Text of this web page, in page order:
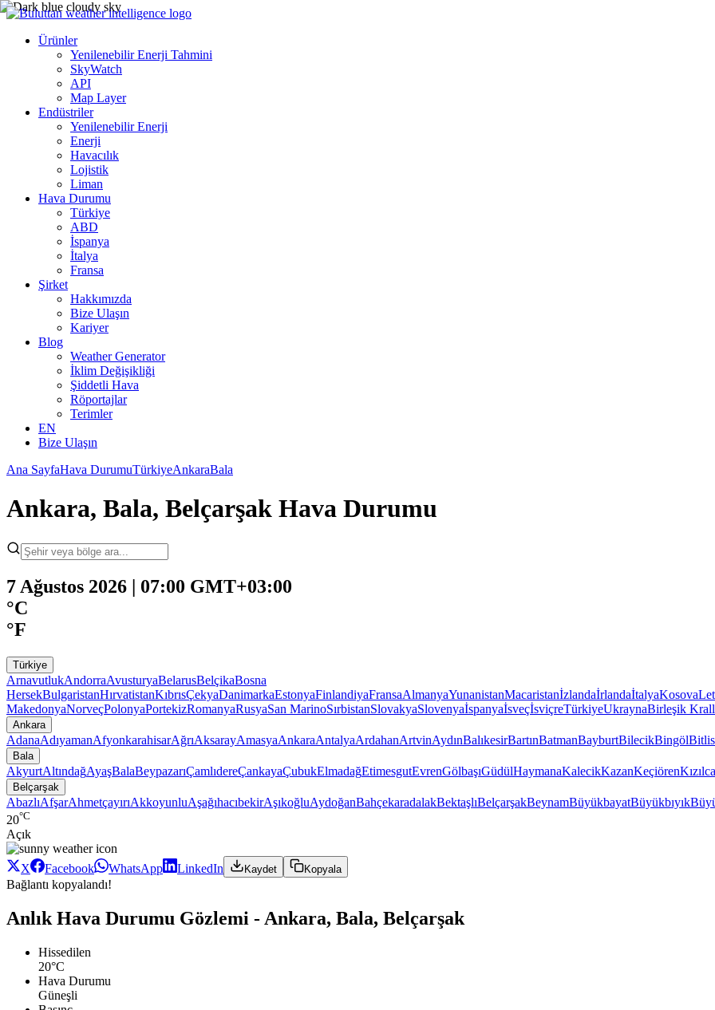
Ürünler
Yenilenebilir Enerji Tahmini
SkyWatch
API
Map Layer
Endüstriler
Yenilenebilir Enerji
Enerji
Havacılık
Lojistik
Liman
Hava Durumu
Türkiye
ABD
İspanya
İtalya
Fransa
Şirket
Hakkımızda
Bize Ulaşın
Kariyer
Blog
Weather Generator
İklim Değişikliği
Şiddetli Hava
Röportajlar
Terimler
EN
Bize Ulaşın
Ana SayfaHava DurumuTürkiyeAnkaraBala
Ankara, Bala, Belçarşak Hava Durumu
7 Ağustos 2026 | 07:00 GMT+03:00
°C
°F
Türkiye
ArnavutlukAndorraAvusturyaBelarusBelçikaBosna
HersekBulgaristanHırvatistanKıbrısÇekyaDanimarkaEstonyaFinlandiyaFransaAlmanyaYunanistanMacaristanİzlandaİrlandaİtalyaKosova
MakedonyaNorveçPolonyaPortekizRomanyaRusyaSan MarinoSırbistanSlovakyaSlovenyaİspanyaİsveçİsviçreTürkiyeUkraynaBirleşik
Ankara
AdanaAdıyamanAfyonkarahisarAğrıAksarayAmasyaAnkaraAntalyaArdahanArtvinAydınBalıkesirBartınBatmanBayburtBilecikBingölBitlis
Bala
AkyurtAltındağAyaşBalaBeypazarıÇamlıdereÇankayaÇubukElmadağEtimesgutEvrenGölbaşıGüdülHaymanaKalecikKazanKeçiören
Belçarşak
AbazlıAfşarAhmetçayırıAkkoyunluAşağıhacıbekirAşıkoğluAydoğanBahçekaradalakBektaşlıBelçarşakBeynamBüyükbayatBüyükbıyık
20°C
Açık
X Facebook WhatsApp LinkedIn Kaydet Kopyala
Bağlantı kopyalandı!
Anlık Hava Durumu Gözlemi - Ankara, Bala, Belçarşak
Hissedilen
20°C
Hava Durumu
Güneşli